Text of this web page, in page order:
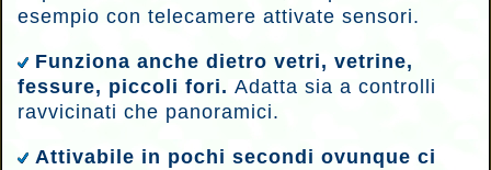
esempio con telecamere attivate sensori.
Funziona anche dietro vetri, vetrine,
fessure, piccoli fori.Adatta sia a controlli
ravvicinati che panoramici.
Attivabile in pochi secondi ovunque ci